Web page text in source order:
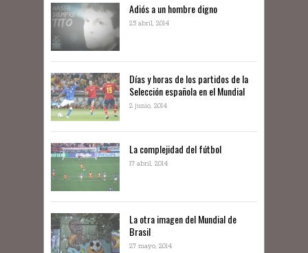
Adiós a un hombre digno
25 abril, 2014
Días y horas de los partidos de la
Selección española en el Mundial
2 junio, 2014
La complejidad del fútbol
17 abril, 2014
La otra imagen del Mundial de
Brasil
27 mayo, 2014